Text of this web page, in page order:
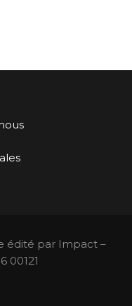
édité par Impact –
00121